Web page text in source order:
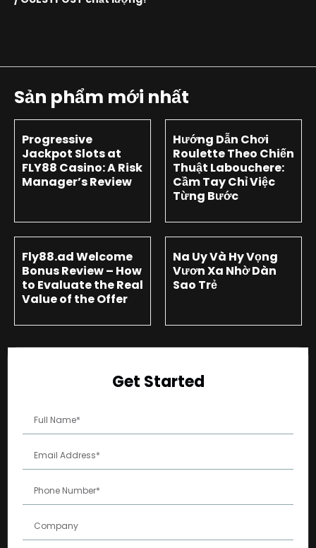
Sản phẩm mới nhất
Progressive
Jackpot Slots at
FLY88 Casino: A Risk
Manager’s Review
Hướng Dẫn Chơi
Roulette Theo Chiến
Thuật Labouchere:
Cầm Tay Chỉ Việc
Từng Bước
Fly88.ad Welcome
Bonus Review – How
to Evaluate the Real
Value of the Offer
Na Uy Và Hy Vọng
Vươn Xa Nhờ Dàn
Sao Trẻ
Get Started